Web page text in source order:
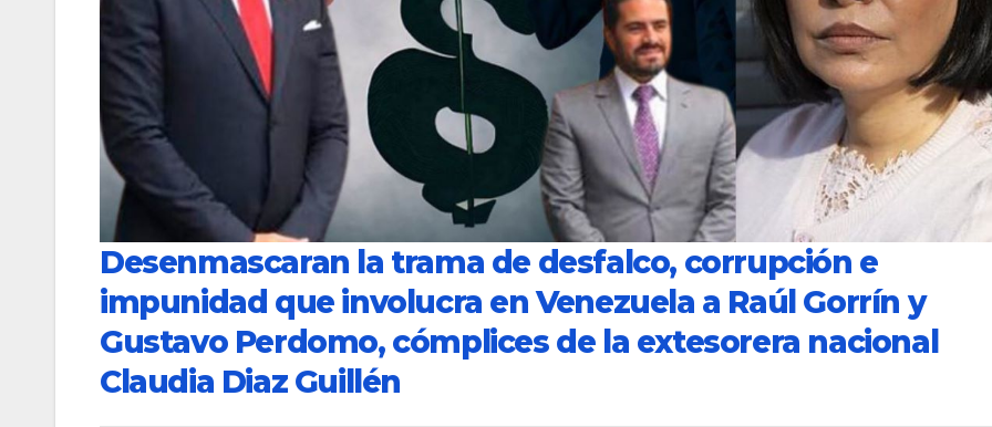
Desenmascaran la trama de desfalco, corrupción e
impunidad que involucra en Venezuela a Raúl Gorrín y
Gustavo Perdomo, cómplices de la extesorera nacional
Claudia Diaz Guillén